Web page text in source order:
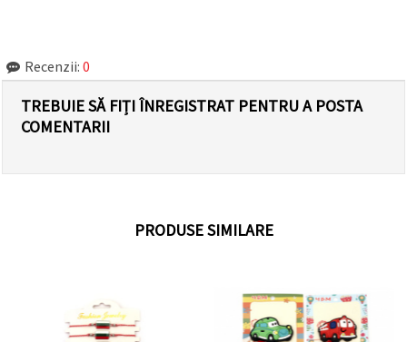
Recenzii: 0
TREBUIE SĂ FIȚI ÎNREGISTRAT PENTRU A POSTA
COMENTARII
PRODUSE SIMILARE